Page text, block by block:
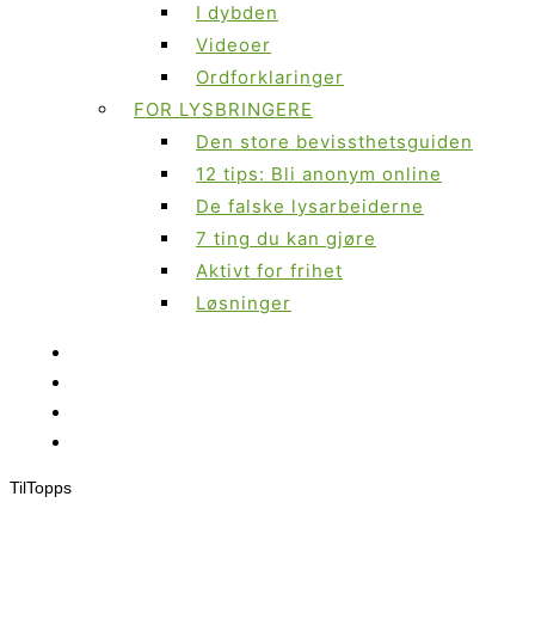
I dybden
Videoer
Ordforklaringer
FOR LYSBRINGERE
Den store bevissthetsguiden
12 tips: Bli anonym online
De falske lysarbeiderne
7 ting du kan gjøre
Aktivt for frihet
Løsninger
TilTopps